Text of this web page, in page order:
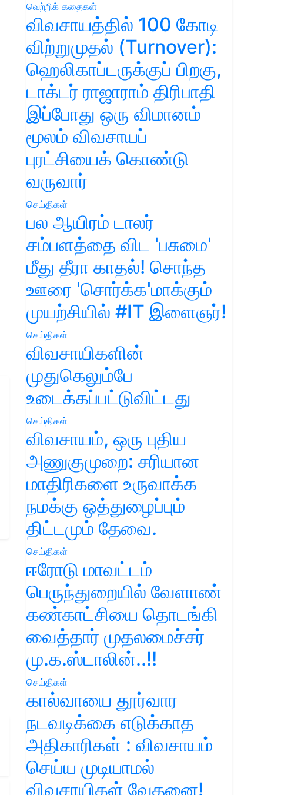
வெற்றிக் கதைகள்
விவசாயத்தில் 100 கோடி
விற்றுமுதல் (Turnover):
ஹெலிகாப்டருக்குப் பிறகு,
டாக்டர் ராஜாராம் திரிபாதி
இப்போது ஒரு விமானம்
மூலம் விவசாயப்
புரட்சியைக் கொண்டு
வருவார்
செய்திகள்
பல ஆயிரம் டாலர்
சம்பளத்தை விட 'பசுமை'
மீது தீரா காதல்! சொந்த
ஊரை 'சொர்க்க'மாக்கும்
முயற்சியில் #IT இளைஞர்!
செய்திகள்
விவசாயிகளின்
முதுகெலும்பே
உடைக்கப்பட்டுவிட்டது
செய்திகள்
விவசாயம், ஒரு புதிய
அணுகுமுறை: சரியான
மாதிரிகளை உருவாக்க
நமக்கு ஒத்துழைப்பும்
திட்டமும் தேவை.
செய்திகள்
ஈரோடு மாவட்டம்
பெருந்துறையில் வேளாண்
கண்காட்சியை தொடங்கி
வைத்தார் முதலமைச்சர்
மு.க.ஸ்டாலின்..!!
செய்திகள்
கால்வாயை தூர்வார
நடவடிக்கை எடுக்காத
அதிகாரிகள் : விவசாயம்
செய்ய முடியாமல்
விவசாயிகள் வேதனை!